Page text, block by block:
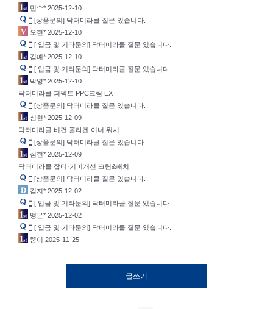
민수* 2025-12-10
[상품문의] 닥터미라클 질문 있습니다.
오현* 2025-12-10
[ 입금 및 기타문의] 닥터미라클 질문 있습니다.
김예* 2025-12-10
[ 입금 및 기타문의] 닥터미라클 질문 있습니다.
박영* 2025-12-10
닥터미라클 퍼펙트 PPC크림 EX
[상품문의] 닥터미라클 질문 있습니다.
심현* 2025-12-09
닥터미라클 비건 콜라겐 이너 워시
[상품문의] 닥터미라클 질문 있습니다.
심현* 2025-12-09
닥터미라클 잡티·기미개선 크림&패치
[상품문의] 닥터미라클 질문 있습니다.
김지* 2025-12-02
[ 입금 및 기타문의] 닥터미라클 질문 있습니다.
맹은* 2025-12-02
[ 입금 및 기타문의] 닥터미라클 질문 있습니다.
뚱이 2025-11-25
글쓰기